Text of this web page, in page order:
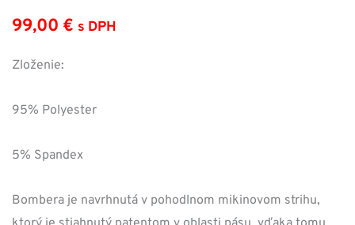
99,00 € s DPH
Zloženie:
95% Polyester
5% Spandex
Bombera je navrhnutá v pohodlnom mikinovom strihu,